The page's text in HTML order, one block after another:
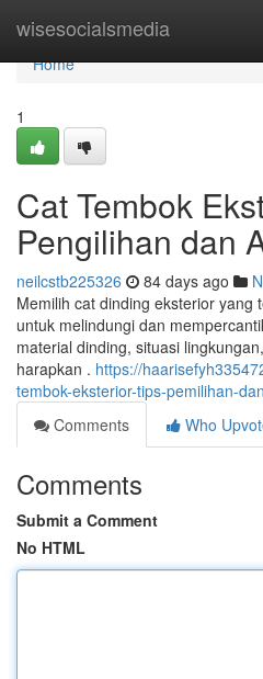
wisesocialsmedia
Home
Home
1
Cat Tembok
Pengilihan dan
neilcstb225326 84 days ago
Memilih cat dinding eksterior yang
untuk melindungi dan
material dinding, situasi
harapkan . https://
tembok-eksterior-tips-pemilihan-
Comments
Who
Comments
Submit a Comment
No HTML